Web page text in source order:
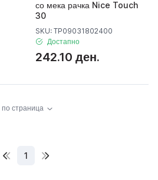
со мека рачка Nice Touch
30
SKU: TP09031802400
Достапно
242.10 ден.
страница
1